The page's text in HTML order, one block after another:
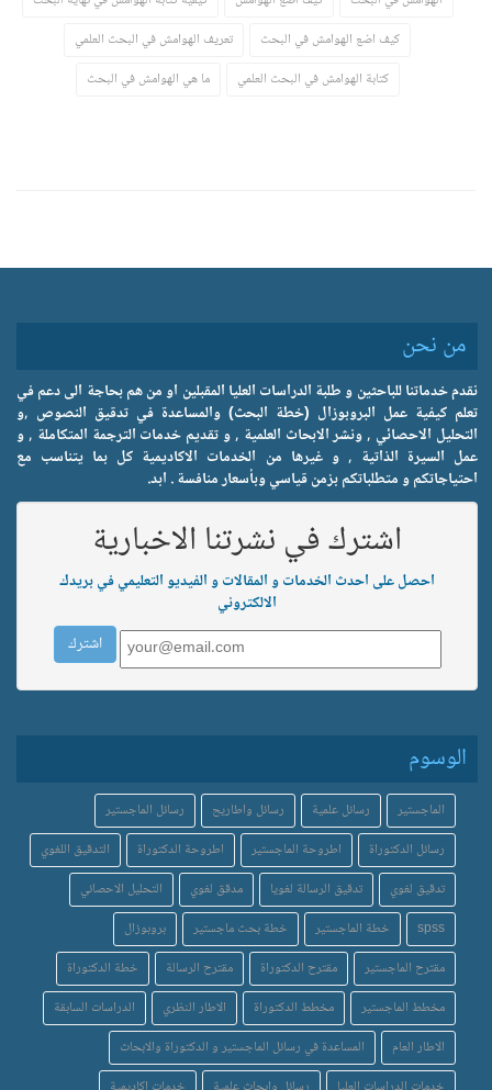
كيف اضع الهوامش في البحث
تعريف الهوامش في البحث العلمي
كتابة الهوامش في البحث العلمي
ما هي الهوامش في البحث
من نحن
نقدم خدماتنا للباحثين و طلبة الدراسات العليا المقبلين او من هم بحاجة الى دعم في
تعلم كيفية عمل البروبوزال (خطة البحث) والمساعدة في تدقيق النصوص ,و
التحليل الاحصائي , ونشر الابحاث العلمية , و تقديم خدمات الترجمة المتكاملة , و
عمل السيرة الذاتية , و غيرها من الخدمات الاكاديمية كل بما يتناسب مع
احتياجاتكم و متطلباتكم بزمن قياسي وبأسعار منافسة . ابد.
اشترك في نشرتنا الاخبارية
احصل على احدث الخدمات و المقالات و الفيديو التعليمي في بريدك
الالكتروني
الوسوم
الماجستير رسائل علمية رسائل واطاريح
رسائل الماجستير
رسائل الدكتوراة
اطروحة الماجستير اطروحة الدكتوراة
التدقيق اللغوي
تدقيق لغوي
تدقيق الرسالة لغويا مدقق لغوي
التحليل الاحصائي
spss
خطة الماجستير خطة بحث ماجستير
بروبوزال
مقترح الماجستير
مقترح الدكتوراة مقترح الرسالة
خطة الدكتوراة
مخطط الماجستير
مخطط الدكتوراة الاطار النظري
الدراسات السابقة
الاطار العام
المساعدة في رسائل الماجستير و الدكتوراة والابحاث